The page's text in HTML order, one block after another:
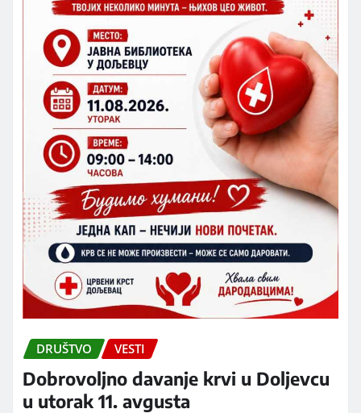
DRUŠTVO VESTI
Dobrovoljno davanje krvi u Doljevcu
u utorak 11. avgusta